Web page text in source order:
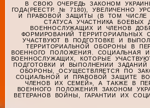
В СВОЮ ОЧЕРЕДЬ ЗАКОНОМ
ГОДА(РЕЕСТР. № 7180), УВЕЛИЧЕННО
И ПРАВОВОЙ ЗАЩИТЫ (В ТОМ ЧИСЛЕ
СТАТУСА УЧАСТНИКА БОЕВЫХ
ВОЕННОСЛУЖАЩИХ И ЧЛЕНОВ
ФОРМИРОВАНИЙ ТЕРРИТОРИАЛЬНЫХ
УЧАСТВУЮТ В ПОДГОТОВКЕ И
ТЕРРИТОРИАЛЬНОЙ ОБОРОНЫ В
ВОЕННОГО ПОЛОЖЕНИЯ. СОЦИАЛЬНАЯ
ВОЕННОСЛУЖАЩИХ, КОТОРЫЕ
ПОДГОТОВКИ И ВЫПОЛНЕНИИ ЗАДАНИЙ
ОБОРОНЫ, ОСУЩЕСТВЛЯЕТСЯ ПО
СОЦИАЛЬНОЙ И ПРАВОВОЙ ЗАЩИТЕ
ЧЛЕНОВ ИХ СЕМЕЙ», А ТАКЖЕ В
ВОЕННОГО ПОЛОЖЕНИЯ ЗАКОНОМ
ВЕТЕРАНОВ ВОЙНЫ, ГАРАНТИИ ИХ